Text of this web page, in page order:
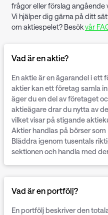
frågor eller förslag angående
Vi hjälper dig gärna på ditt
om aktiespelet? Besökvår
Vad är en aktie?
En aktie är en ägarandel i ett
aktier kan ett företag samla
äger du en del av företaget
aktieägare drar du nytta av
vilket visar på stigande
Aktier handlas på börser
Bläddra igenom tusentals
sektionen och handla med
Vad är en portfölj?
En portfölj beskriver den